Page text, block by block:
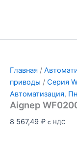
Главная /
приводы / Серия
Автоматизация,
Aignep
8 567,49 ₽ с НДС